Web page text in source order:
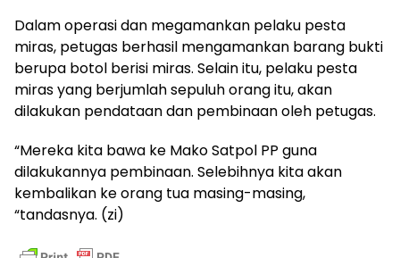
Dalam operasi dan megamankan pelaku pesta
miras, petugas berhasil mengamankan barang bukti
berupa botol berisi miras. Selain itu, pelaku pesta
miras yang berjumlah sepuluh orang itu, akan
dilakukan pendataan dan pembinaan oleh petugas.
“Mereka kita bawa ke Mako Satpol PP guna
dilakukannya pembinaan. Selebihnya kita akan
kembalikan ke orang tua masing-masing,
“tandasnya. (zi)